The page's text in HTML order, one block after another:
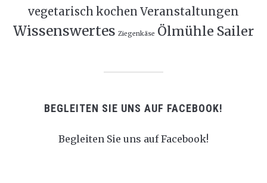
vegetarisch kochen Veranstaltungen
Wissenswertes Ziegenkäse Ölmühle Sailer
BEGLEITEN SIE UNS AUF FACEBOOK!
Begleiten Sie uns auf Facebook!